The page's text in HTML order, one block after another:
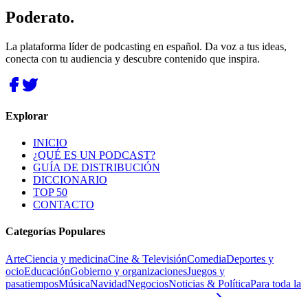
Poderato.
La plataforma líder de podcasting en español. Da voz a tus ideas,
conecta con tu audiencia y descubre contenido que inspira.
Explorar
INICIO
¿QUÉ ES UN PODCAST?
GUÍA DE DISTRIBUCIÓN
DICCIONARIO
TOP 50
CONTACTO
Categorías Populares
ArteCiencia y medicinaCine & TelevisiónComediaDeportes y
ocioEducaciónGobierno y organizacionesJuegos y
pasatiemposMúsicaNavidadNegociosNoticias & PolíticaPara toda la